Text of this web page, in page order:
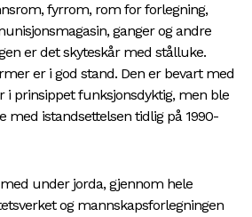
fyrrom, rom for forlegning,
ganger og andre
er det skyteskår med stålluke.
er i god stand. Den er bevart med
i prinsippet funksjonsdyktig, men ble
med istandsettelsen tidlig på 1990-
under jorda, gjennom hele
og mannskapsforlegningen